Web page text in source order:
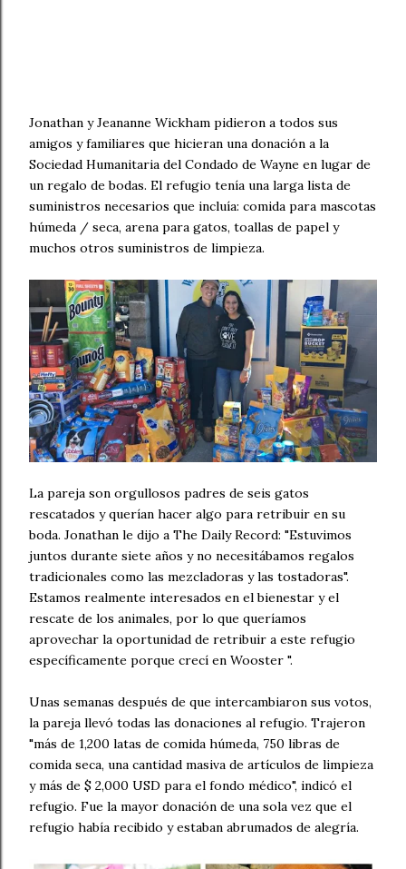
Jonathan y Jeananne Wickham pidieron a todos sus
amigos y familiares que hicieran una donación a la
Sociedad Humanitaria del Condado de Wayne en lugar de
un regalo de bodas. El refugio tenía una larga lista de
suministros necesarios que incluía: comida para mascotas
húmeda / seca, arena para gatos, toallas de papel y
muchos otros suministros de limpieza.
La pareja son orgullosos padres de seis gatos
rescatados y querían hacer algo para retribuir en su
boda. Jonathan le dijo a The Daily Record: "Estuvimos
juntos durante siete años y no necesitábamos regalos
tradicionales como las mezcladoras y las tostadoras".
Estamos realmente interesados ​​en el bienestar y el
rescate de los animales, por lo que queríamos
aprovechar la oportunidad de retribuir a este refugio
específicamente porque crecí en Wooster ".
Unas semanas después de que intercambiaron sus votos,
la pareja llevó todas las donaciones al refugio. Trajeron
"más de 1,200 latas de comida húmeda, 750 libras de
comida seca, una cantidad masiva de artículos de limpieza
y más de $ 2,000 USD para el fondo médico", indicó el
refugio. Fue la mayor donación de una sola vez que el
refugio había recibido y estaban abrumados de alegría.